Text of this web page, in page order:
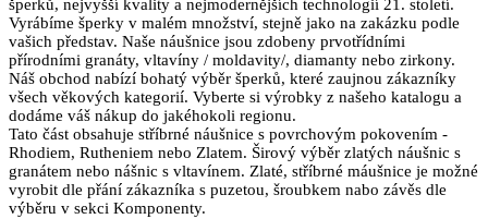
šperků, nejvyšší kvality a nejmodernějších technologií 21. století.
Vyrábíme šperky v malém množství, stejně jako na zakázku podle
vašich představ. Naše náušnice jsou zdobeny prvotřídními
přírodními granáty, vltavíny / moldavity/, diamanty nebo zirkony.
Náš obchod nabízí bohatý výběr šperků, které zaujnou zákazníky
všech věkových kategorií. Vyberte si výrobky z našeho katalogu a
dodáme váš nákup do jakéhokoli regionu.
Tato část obsahuje stříbrné náušnice s povrchovým pokovením -
Rhodiem, Rutheniem nebo Zlatem. Širový výběr zlatých náušnic s
granátem nebo nášnic s vltavínem. Zlaté, stříbrné máušnice je možné
vyrobit dle přání zákazníka s puzetou, šroubkem nabo závěs dle
výběru v sekci Komponenty.